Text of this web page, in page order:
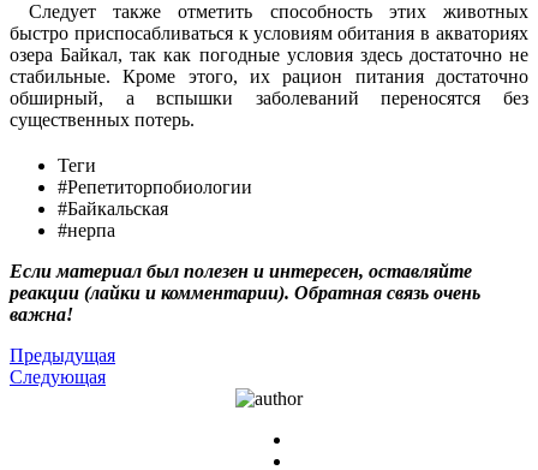
Следует также отметить способность этих животных
быстро приспосабливаться к условиям обитания в акваториях
озера Байкал, так как погодные условия здесь достаточно не
стабильные. Кроме этого, их рацион питания достаточно
обширный, а вспышки заболеваний переносятся без
существенных потерь.
Теги
#Репетиторпобиологии
#Байкальская
#нерпа
Если материал был полезен и интересен, оставляйте
реакции (лайки и комментарии). Обратная связь очень
важна!
Предыдущая
Следующая